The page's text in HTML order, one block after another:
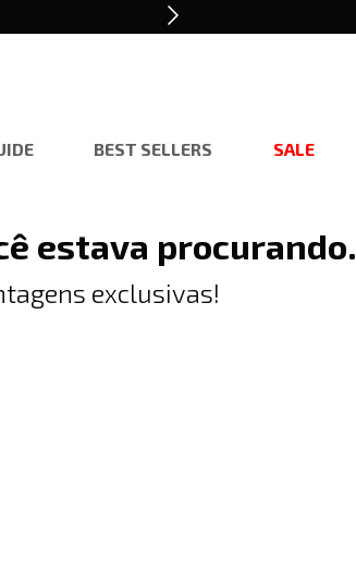
BEST SELLERS SALE
estava procurando.
exclusivas!